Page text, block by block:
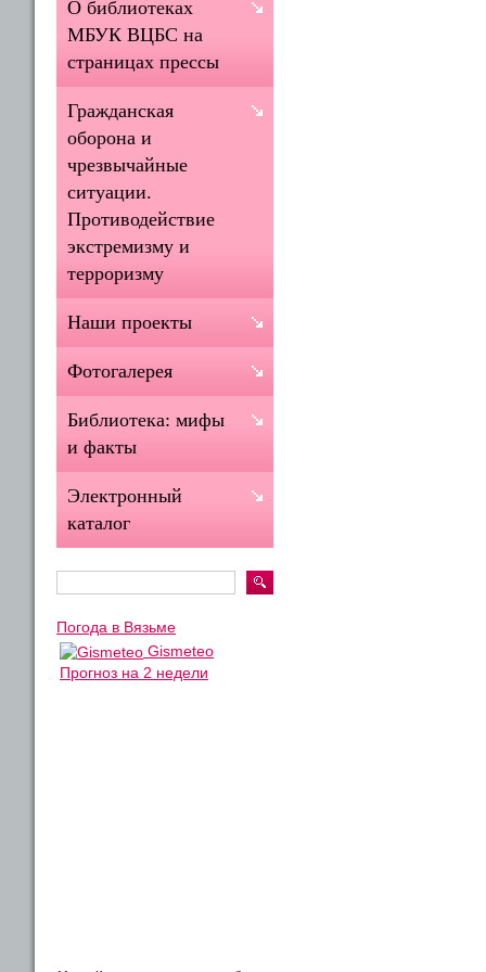
О библиотеках
МБУК ВЦБС на
страницах прессы
Гражданская
оборона и
чрезвычайные
ситуации.
Противодействие
экстремизму и
терроризму
Наши проекты
Фотогалерея
Библиотека: мифы
и факты
Электронный
каталог
Погода в Вязьме
Gismeteo
Прогноз на 2 недели